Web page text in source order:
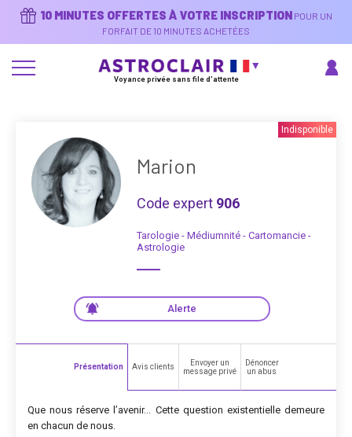
10 MINUTES OFFERTES À VOTRE INSCRIPTION POUR UN
FORFAIT DE 10 MINUTES ACHETÉES
Voyance privée sans file d'attente
Indisponible
Marion
Code expert 906
Tarologie - Médiumnité - Cartomancie -
Astrologie
Alerte
Présentation Avis clients
Envoyer un
message privé
Dénoncer
un abus
Que nous réserve l’avenir… Cette question existentielle demeure
en chacun de nous.